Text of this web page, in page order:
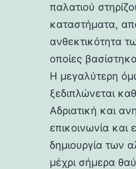
παλατιού
καταστήματα,
ανθεκτικότητα
οποίες
Η μεγαλύτερη
ξεδιπλώνεται
Αδριατική και
επικοινωνία
δημιουργία των
μέχρι σήμερα